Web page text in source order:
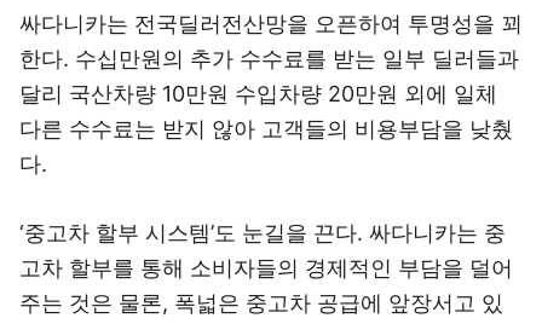
싸다니카는 전국딜러전산망을 오픈하여 투명성을 꾀
한다. 수십만원의 추가 수수료를 받는 일부 딜러들과
달리 국산차량 10만원 수입차량 20만원 외에 일체
다른 수수료는 받지 않아 고객들의 비용부담을 낮췄
다.
‘중고차 할부 시스템’도 눈길을 끈다. 싸다니카는 중
고차 할부를 통해 소비자들의 경제적인 부담을 덜어
주는 것은 물론, 폭넓은 중고차 공급에 앞장서고 있